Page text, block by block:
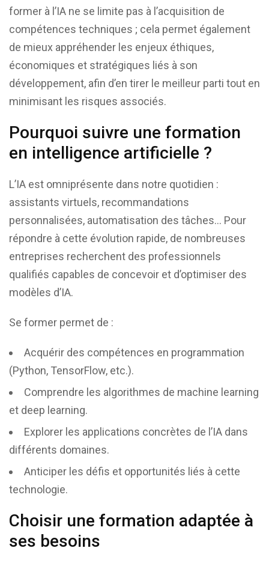
former à l’IA ne se limite pas à l’acquisition de
compétences techniques ; cela permet également
de mieux appréhender les enjeux éthiques,
économiques et stratégiques liés à son
développement, afin d’en tirer le meilleur parti tout en
minimisant les risques associés.
Pourquoi suivre une formation
en intelligence artificielle ?
L’IA est omniprésente dans notre quotidien :
assistants virtuels, recommandations
personnalisées, automatisation des tâches… Pour
répondre à cette évolution rapide, de nombreuses
entreprises recherchent des professionnels
qualifiés capables de concevoir et d’optimiser des
modèles d’IA.
Se former permet de :
Acquérir des compétences en programmation
(Python, TensorFlow, etc.).
Comprendre les algorithmes de machine learning
et deep learning.
Explorer les applications concrètes de l’IA dans
différents domaines.
Anticiper les défis et opportunités liés à cette
technologie.
Choisir une formation adaptée à
ses besoins